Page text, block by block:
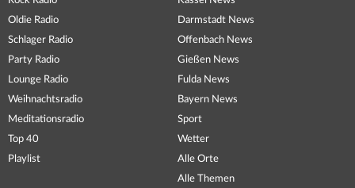
Oldie Radio
Schlager Radio
Party Radio
Lounge Radio
Weihnachtsradio
Meditationsradio
Top 40
Playlist
Darmstadt News
Offenbach News
Gießen News
Fulda News
Bayern News
Sport
Wetter
Alle Orte
Alle Themen